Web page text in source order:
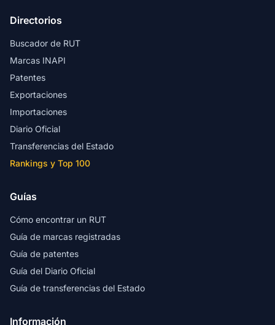
Directorios
Buscador de RUT
Marcas INAPI
Patentes
Exportaciones
Importaciones
Diario Oficial
Transferencias del Estado
Rankings y Top 100
Guías
Cómo encontrar un RUT
Guía de marcas registradas
Guía de patentes
Guía del Diario Oficial
Guía de transferencias del Estado
Información